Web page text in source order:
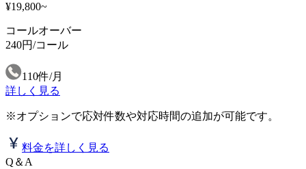
¥19,800~
コールオーバー
240円/コール
110件/月
詳しく見る
※オプションで応対件数や対応時間の追加が可能です。
料金を詳しく見る
Q＆A